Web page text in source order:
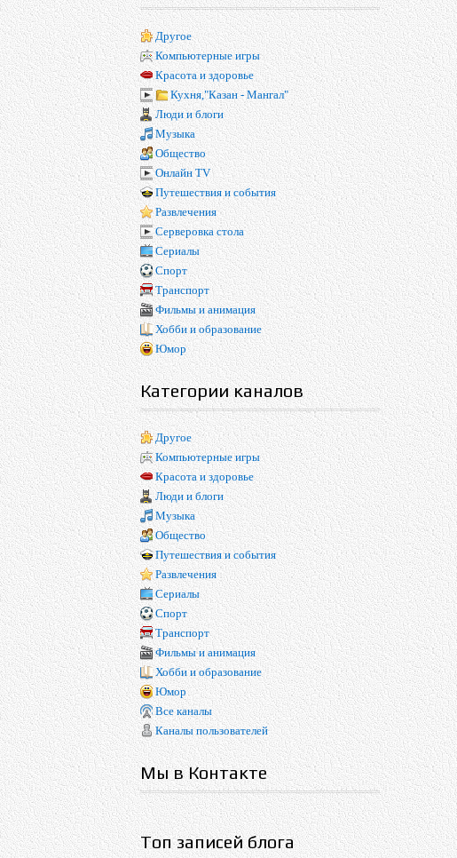
Другое
Компьютерные игры
Красота и здоровье
Кухня,"Казан - Мангал"
Люди и блоги
Музыка
Общество
Онлайн TV
Путешествия и события
Развлечения
Серверовка стола
Сериалы
Спорт
Транспорт
Фильмы и анимация
Хобби и образование
Юмор
Категории каналов
Другое
Компьютерные игры
Красота и здоровье
Люди и блоги
Музыка
Общество
Путешествия и события
Развлечения
Сериалы
Спорт
Транспорт
Фильмы и анимация
Хобби и образование
Юмор
Все каналы
Каналы пользователей
Мы в Контакте
Топ записей блога